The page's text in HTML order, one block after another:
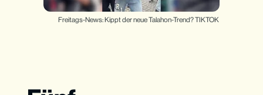
Freitags-News: Kippt der neue Talahon-Trend? TIKTOK